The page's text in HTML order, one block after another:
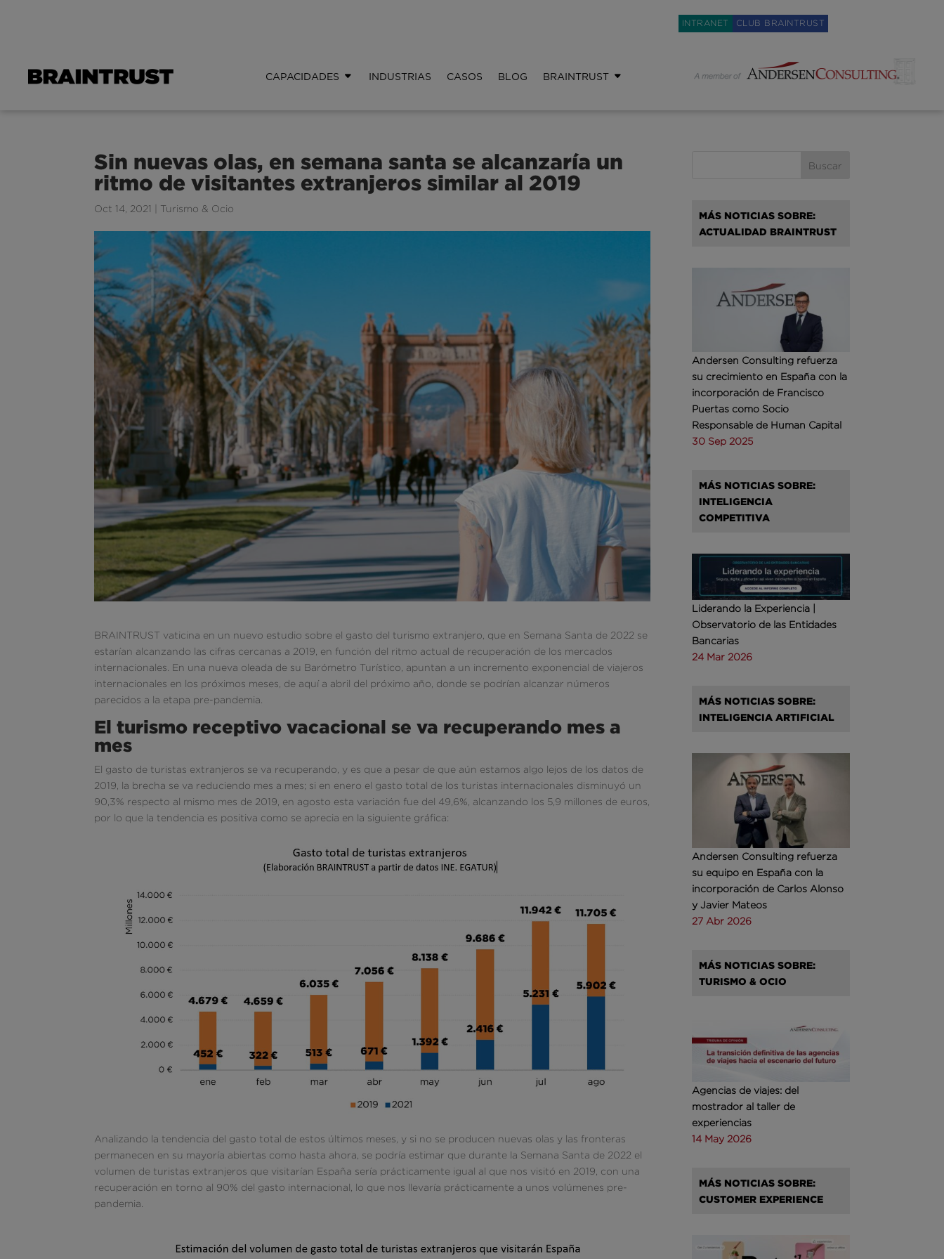
INTRANET CLUB BRAINTRUST
CAPACIDADES INDUSTRIAS CASOS BLOG BRAINTRUST
Sin nuevas olas, en semana santa se alcanzaría un
ritmo de visitantes extranjeros similar al 2019
Oct 14, 2021 Turismo & Ocio
BRAINTRUST vaticina en un nuevo estudio sobre el gasto del turismo extranjero, que en Semana Santa de 2022 se
estarían alcanzando las cifras cercanas a 2019, en función del ritmo actual de recuperación de los mercados
internacionales. En una nueva oleada de su Barómetro Turístico, apuntan a un incremento exponencial de viajeros
internacionales en los próximos meses, de aquí a abril del próximo año, donde se podrían alcanzar números
parecidos a la etapa pre-pandemia.
El turismo receptivo vacacional se va recuperando mes a
mes
El gasto de turistas extranjeros se va recuperando, y es que a pesar de que aún estamos algo lejos de los datos de
2019, la brecha se va reduciendo mes a mes; si en enero el gasto total de los turistas internacionales disminuyó un
90,3% respecto al mismo mes de 2019, en agosto esta variación fue del 49,6%, alcanzando los 5,9 millones de euros,
por lo que la tendencia es positiva como se aprecia en la siguiente gráfica:
Analizando la tendencia del gasto total de estos últimos meses, y si no se producen nuevas olas y las fronteras
permanecen en su mayoría abiertas como hasta ahora, se podría estimar que durante la Semana Santa de 2022 el
volumen de turistas extranjeros que visitarían España sería prácticamente igual al que nos visitó en 2019, con una
recuperación en torno al 90% del gasto internacional, lo que nos llevaría prácticamente a unos volúmenes pre-
pandemia.
MÁS NOTICIAS SOBRE:
ACTUALIDAD BRAINTRUST
Andersen Consulting refuerza
su crecimiento en España con la
incorporación de Francisco
Puertas como Socio
Responsable de Human Capital
30 Sep 2025
MÁS NOTICIAS SOBRE:
INTELIGENCIA
COMPETITIVA
Liderando la Experiencia |
Observatorio de las Entidades
Bancarias
24 Mar 2026
MÁS NOTICIAS SOBRE:
INTELIGENCIA ARTIFICIAL
Andersen Consulting refuerza
su equipo en España con la
incorporación de Carlos Alonso
y Javier Mateos
27 Abr 2026
MÁS NOTICIAS SOBRE:
TURISMO & OCIO
Agencias de viajes: del
mostrador al taller de
experiencias
14 May 2026
MÁS NOTICIAS SOBRE:
CUSTOMER EXPERIENCE